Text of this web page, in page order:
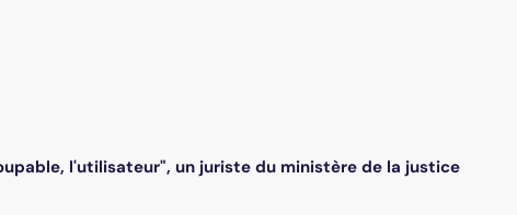
l'utilisateur", un juriste du ministère de la justice